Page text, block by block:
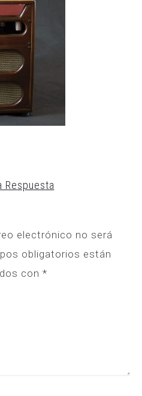
Respuesta
electrónico no será
obligatorios están
con *